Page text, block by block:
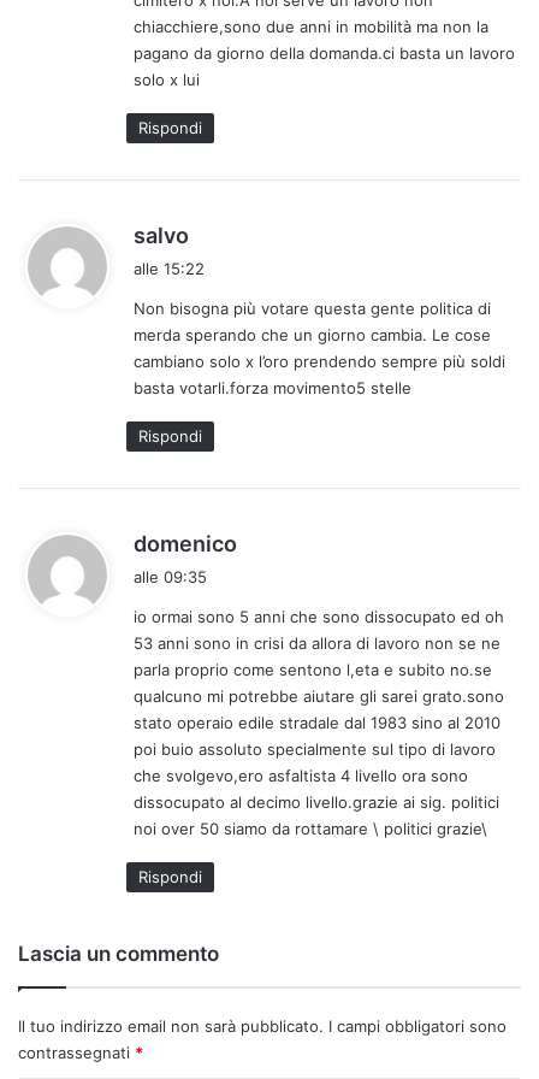
chiacchiere,sono due anni in mobilità ma non la
pagano da giorno della domanda.ci basta un lavoro
solo x lui
Rispondi
salvo
e
t
t
o
:
alle 15:22
Non bisogna più votare questa gente politica di
merda sperando che un giorno cambia. Le cose
cambiano solo x l’oro prendendo sempre più soldi
basta votarli.forza movimento5 stelle
Rispondi
domenico
e
t
t
o
:
alle 09:35
io ormai sono 5 anni che sono dissocupato ed oh
53 anni sono in crisi da allora di lavoro non se ne
parla proprio come sentono l,eta e subito no.se
qualcuno mi potrebbe aiutare gli sarei grato.sono
stato operaio edile stradale dal 1983 sino al 2010
poi buio assoluto specialmente sul tipo di lavoro
che svolgevo,ero asfaltista 4 livello ora sono
dissocupato al decimo livello.grazie ai sig. politici
noi over 50 siamo da rottamare \ politici grazie\
Rispondi
Lascia un commento
Il tuo indirizzo email non sarà pubblicato. I campi obbligatori sono
contrassegnati *